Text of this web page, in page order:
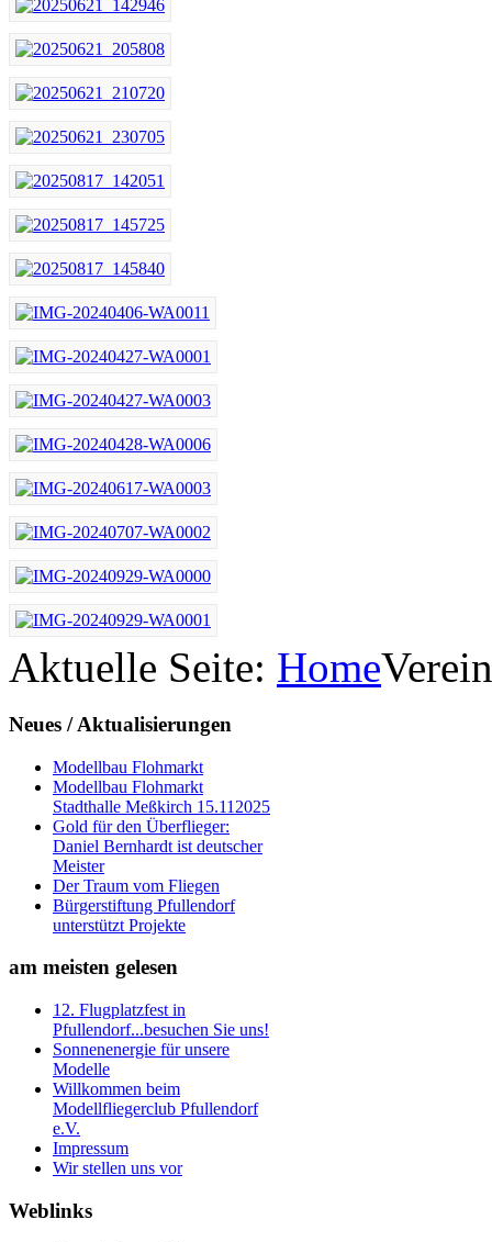
Aktuelle Seite: HomeVerein
Neues / Aktualisierungen
Modellbau Flohmarkt
Modellbau Flohmarkt
Stadthalle Meßkirch 15.112025
Gold für den Überflieger:
Daniel Bernhardt ist deutscher
Meister
Der Traum vom Fliegen
Bürgerstiftung Pfullendorf
unterstützt Projekte
am meisten gelesen
12. Flugplatzfest in
Pfullendorf...besuchen Sie uns!
Sonnenenergie für unsere
Modelle
Willkommen beim
Modellfliegerclub Pfullendorf
e.V.
Impressum
Wir stellen uns vor
Weblinks